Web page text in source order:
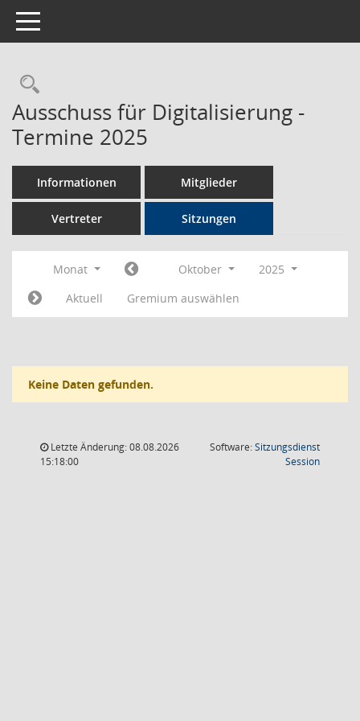
Toggle navigation
Rechercheauswahl
Ausschuss für Digitalisierung -
Termine 2025
Informationen Mitglieder
Vertreter Sitzungen
Monat Oktober
2025
Aktuell
Gremium auswählen
Keine Daten gefunden.
Letzte Änderung: 08.08.2026
15:18:00
Software:Sitzungsdienst
Session(Wird in